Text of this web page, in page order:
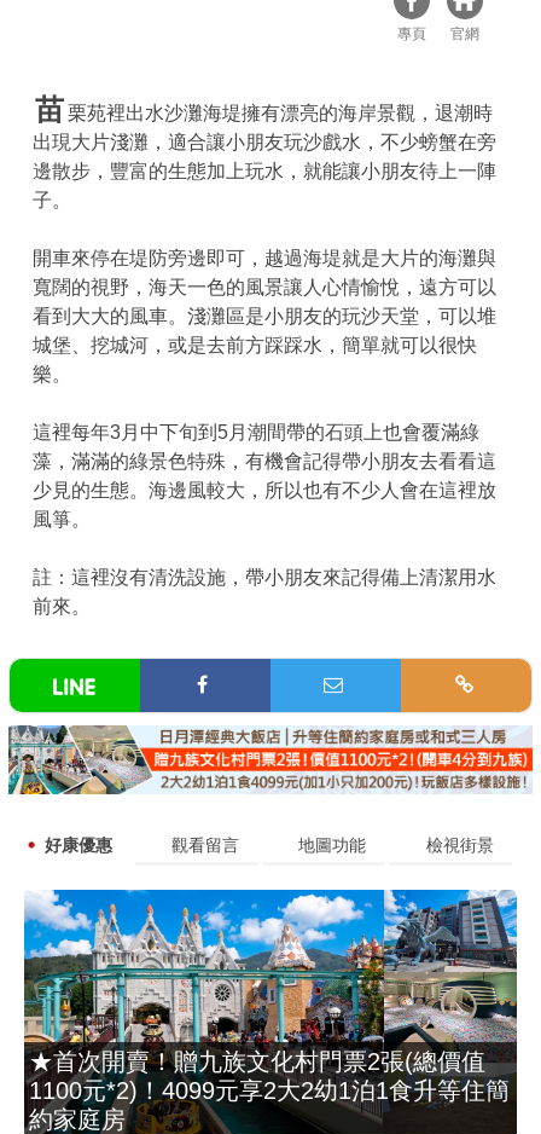
專頁 官網
苗栗苑裡出水沙灘海堤擁有漂亮的海岸景觀，退潮時
出現大片淺灘，適合讓小朋友玩沙戲水，不少螃蟹在旁
邊散步，豐富的生態加上玩水，就能讓小朋友待上一陣
子。
開車來停在堤防旁邊即可，越過海堤就是大片的海灘與
寬闊的視野，海天一色的風景讓人心情愉悅，遠方可以
看到大大的風車。淺灘區是小朋友的玩沙天堂，可以堆
城堡、挖城河，或是去前方踩踩水，簡單就可以很快
樂。
這裡每年3月中下旬到5月潮間帶的石頭上也會覆滿綠
藻，滿滿的綠景色特殊，有機會記得帶小朋友去看看這
少見的生態。海邊風較大，所以也有不少人會在這裡放
風箏。
註：這裡沒有清洗設施，帶小朋友來記得備上清潔用水
前來。
好康優惠 觀看留言 地圖功能 檢視街景
★首次開賣！贈九族文化村門票2張(總價值
1100元*2)！4099元享2大2幼1泊1食升等住簡
約家庭房